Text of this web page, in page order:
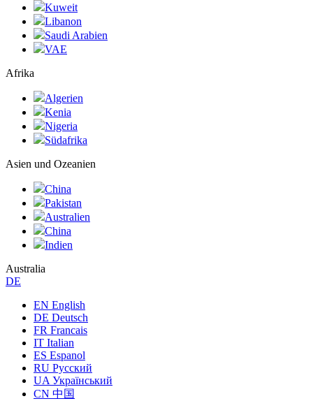
Kuweit
Libanon
Saudi Arabien
VAE
Afrika
Algerien
Kenia
Nigeria
Südafrika
Asien und Ozeanien
China
Pakistan
Australien
China
Indien
Australia
DE
EN English
DE Deutsch
FR Francais
IT Italian
ES Espanol
RU Русский
UA Український
CN 中国